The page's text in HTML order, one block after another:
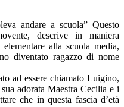
andare a scuola” Questo
descrive in maniera
alla scuola media,
diventato ragazzo di nome
ad essere chiamato Luigino,
adorata Maestra Cecilia e i
che in questa fascia d’età